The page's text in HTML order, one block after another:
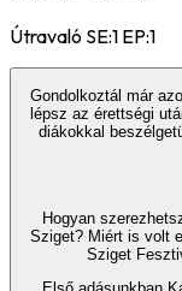
Útravaló SE:1 EP:1
Gondolkoztál már
lépsz az érettségi
diákokkal
Hogyan
Sziget? Miért is volt
Sziget